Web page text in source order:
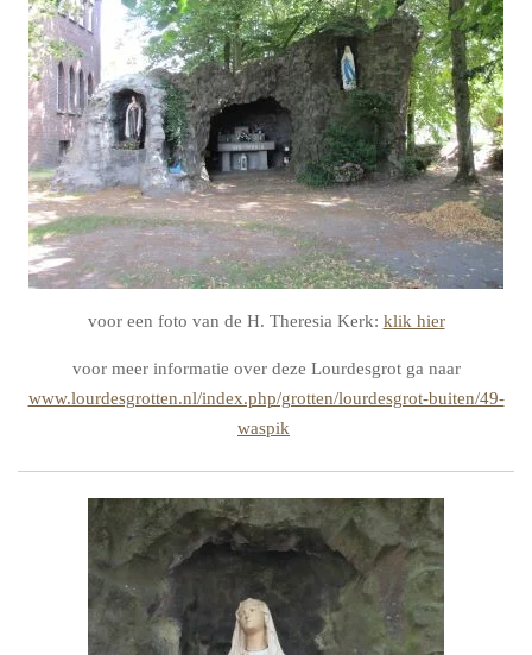
voor een foto van de H. Theresia Kerk: klik hier
voor meer informatie over deze Lourdesgrot ga naar
www.lourdesgrotten.nl/index.php/grotten/lourdesgrot-buiten/49-
waspik